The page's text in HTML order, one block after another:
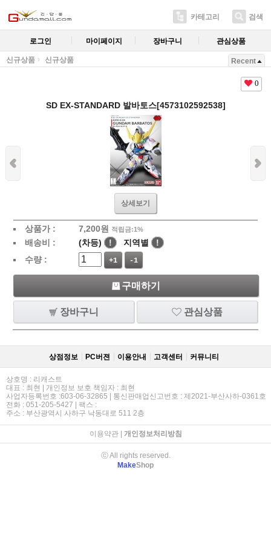
카테고리 검색
로그인 마이페이지 장바구니 관심상품
신규상품 신규상품 Recent
0
SD EX-STANDARD 발바토스[4573102592538]
상세보기
상품가 : 7,200원 적립금:1%
배송비 : (차등) ! 지역별
!
수량 :
+1 -1
구매하기
장바구니 관심상품
상점정보 PC버젼 이용안내 고객센터 커뮤니티
상호명 : 리캐스트
대표 : 최현 | 개인정보 보호 책임자 : 최현
사업자등록번호 :603-06-32865 | 통신판매업신고번호 : 제2021-부산사하-0361호
전화 : 051-205-5427 | 팩스 :
주소 : 부산광역시 사하구 낙동대로 511 2층
이용약관| 개인정보처리방침
ⓒ All rights reserved.
MakeShop